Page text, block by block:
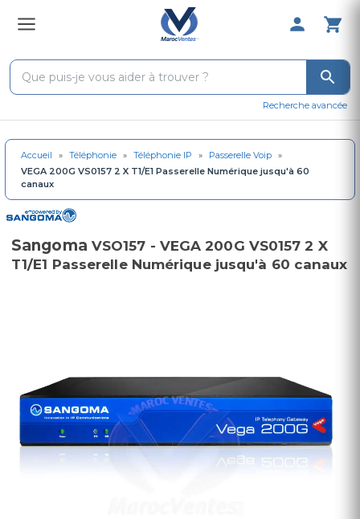
0 Produit
Recherche avancée
Accueil » Téléphonie » Téléphonie IP » Passerelle Voip »
VEGA 200G VS0157 2 X T1/E1 Passerelle Numérique jusqu'à 60
canaux
Sangoma VSO157 - VEGA 200G VS0157 2 X
T1/E1 Passerelle Numérique jusqu'à 60 canaux